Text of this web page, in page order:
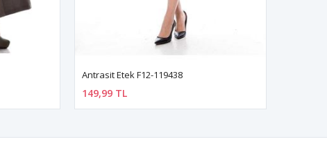
Antrasit Etek F12-119438
149,99 TL